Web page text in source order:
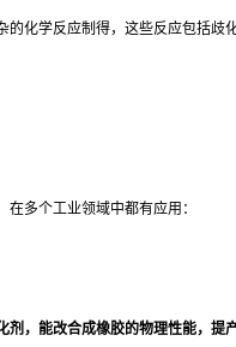
化学反应制得，这些反应包括歧
多个工业领域中都有应用：
，能改合成橡胶的物理性能，提